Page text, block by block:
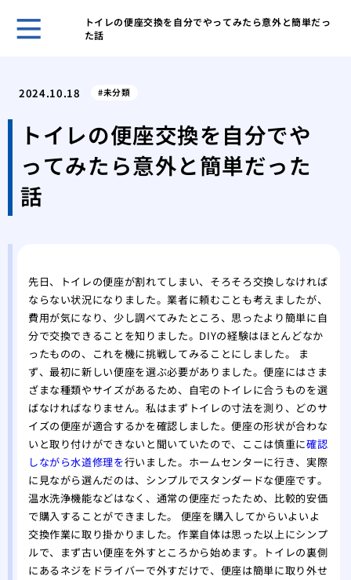
トイレの便座交換を自分でやってみたら意外と簡単だっ
た話
2024.10.18 未分類
トイレの便座交換を自分でや
ってみたら意外と簡単だった
話
先日、トイレの便座が割れてしまい、そろそろ交換しなければ
ならない状況になりました。業者に頼むことも考えましたが、
費用が気になり、少し調べてみたところ、思ったより簡単に自
分で交換できることを知りました。DIYの経験はほとんどなか
ったものの、これを機に挑戦してみることにしました。 ま
ず、最初に新しい便座を選ぶ必要がありました。便座にはさま
ざまな種類やサイズがあるため、自宅のトイレに合うものを選
ばなければなりません。私はまずトイレの寸法を測り、どのサ
イズの便座が適合するかを確認しました。便座の形状が合わな
いと取り付けができないと聞いていたので、ここは慎重に確認
しながら水道修理を行いました。ホームセンターに行き、実際
に見ながら選んだのは、シンプルでスタンダードな便座です。
温水洗浄機能などはなく、通常の便座だったため、比較的安価
で購入することができました。 便座を購入してからいよいよ
交換作業に取り掛かりました。作業自体は思った以上にシンプ
ルで、まず古い便座を外すところから始めます。トイレの裏側
にあるネジをドライバーで外すだけで、便座は簡単に取り外せ